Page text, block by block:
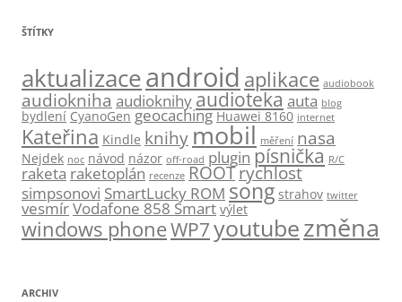
ŠTÍTKY
aktualizaceandroid aplikace audiobook
audiokniha audioknihy audioteka auta blog
bydlení CyanoGen geocaching Huawei 8160 internet
Kateřina Kindle knihy mobil měření nasa
Nejdek noc návod názor off-road plugin písnička R/C
raketa raketoplán recenze ROOTrychlost
simpsonovi SmartLucky ROM song strahov twitter
vesmírVodafone 858 Smart výlet
windows phoneWP7youtubezměna
ARCHIV